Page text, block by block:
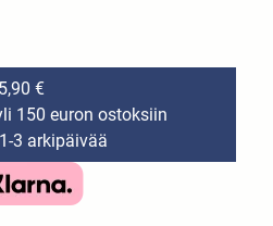
€
150 euron ostoksiin
3 arkipäivää